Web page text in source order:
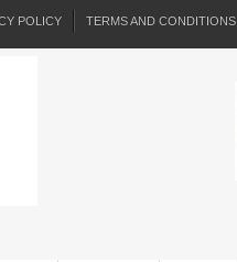
POLICY TERMS AND CONDITIONS